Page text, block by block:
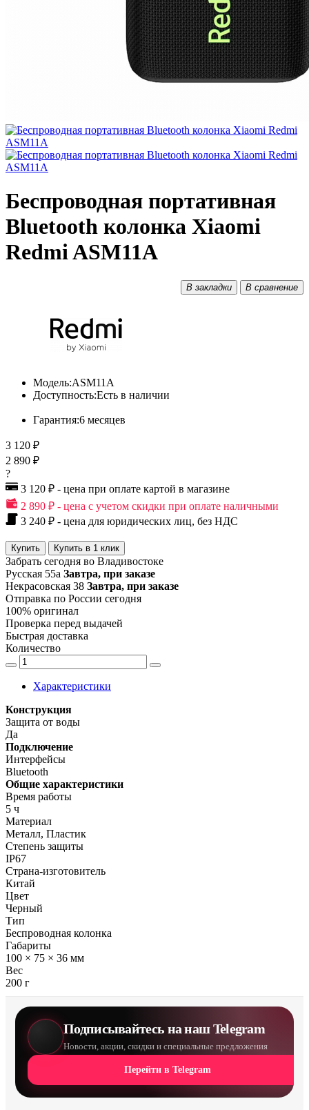
Беспроводная портативная
Bluetooth колонка Xiaomi
Redmi ASM11A
В закладки В сравнение
Модель:ASM11A
Доступность:Есть в наличии
Гарантия:6 месяцев
3 120 ₽
2 890 ₽
?
3 120 ₽ - цена при оплате картой в магазине
2 890 ₽ - цена с учетом скидки при оплате наличными
3 240 ₽ - цена для юридических лиц, без НДС
Купить Купить в 1 клик
Забрать сегодня во Владивостоке
Русская 55а Завтра, при заказе
Некрасовская 38 Завтра, при заказе
Отправка по России сегодня
100% оригинал
Проверка перед выдачей
Быстрая доставка
Количество
Характеристики
Конструкция
Защита от воды
Да
Подключение
Интерфейсы
Bluetooth
Общие характеристики
Время работы
5 ч
Материал
Металл, Пластик
Степень защиты
IP67
Страна-изготовитель
Китай
Цвет
Черный
Тип
Беспроводная колонка
Габариты
100 × 75 × 36 мм
Вес
200 г
Подписывайтесь на наш Telegram
Новости, акции, скидки и специальные предложения
Перейти в Telegram